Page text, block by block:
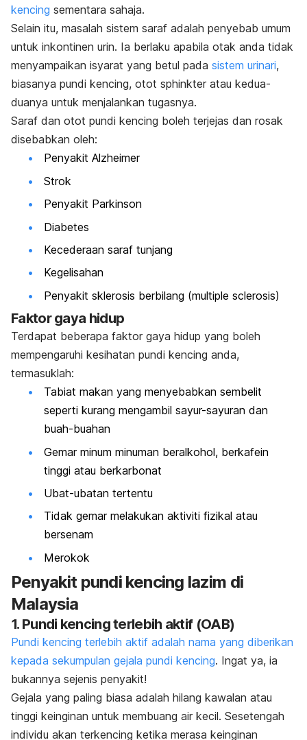
kencing sementara sahaja.
Selain itu, masalah sistem saraf adalah penyebab umum
untuk inkontinen urin. Ia berlaku apabila otak anda tidak
menyampaikan isyarat yang betul pada sistem urinari,
biasanya pundi kencing, otot sphinkter atau kedua-
duanya untuk menjalankan tugasnya.
Saraf dan otot pundi kencing boleh terjejas dan rosak
disebabkan oleh:
Penyakit Alzheimer
Strok
Penyakit Parkinson
Diabetes
Kecederaan saraf tunjang
Kegelisahan
Penyakit sklerosis berbilang (multiple sclerosis)
Faktor gaya hidup
Terdapat beberapa faktor gaya hidup yang boleh
mempengaruhi kesihatan pundi kencing anda,
termasuklah:
Tabiat makan yang menyebabkan sembelit
seperti kurang mengambil sayur-sayuran dan
buah-buahan
Gemar minum minuman beralkohol, berkafein
tinggi atau berkarbonat
Ubat-ubatan tertentu
Tidak gemar melakukan aktiviti fizikal atau
bersenam
Merokok
Penyakit pundi kencing lazim di
Malaysia
1. Pundi kencing terlebih aktif (OAB)
Pundi kencing terlebih aktif adalah nama yang diberikan
kepada sekumpulan gejala pundi kencing. Ingat ya, ia
bukannya sejenis penyakit!
Gejala yang paling biasa adalah hilang kawalan atau
tinggi keinginan untuk membuang air kecil. Sesetengah
individu akan terkencing ketika merasa keinginan